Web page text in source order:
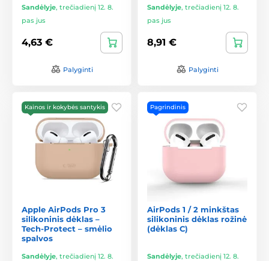
Sandėlyje, trečiadienį 12. 8.
pas jus
4,63 €
Palyginti
Sandėlyje, trečiadienį 12. 8.
pas jus
8,91 €
Palyginti
Kainos ir kokybės santykis
Apple AirPods Pro 3
silikoninis dėklas –
Tech-Protect – smėlio
spalvos
Sandėlyje, trečiadienį 12. 8.
Pagrindinis
AirPods 1 / 2 minkštas
silikoninis dėklas rožinė
(dėklas C)
Sandėlyje, trečiadienį 12. 8.